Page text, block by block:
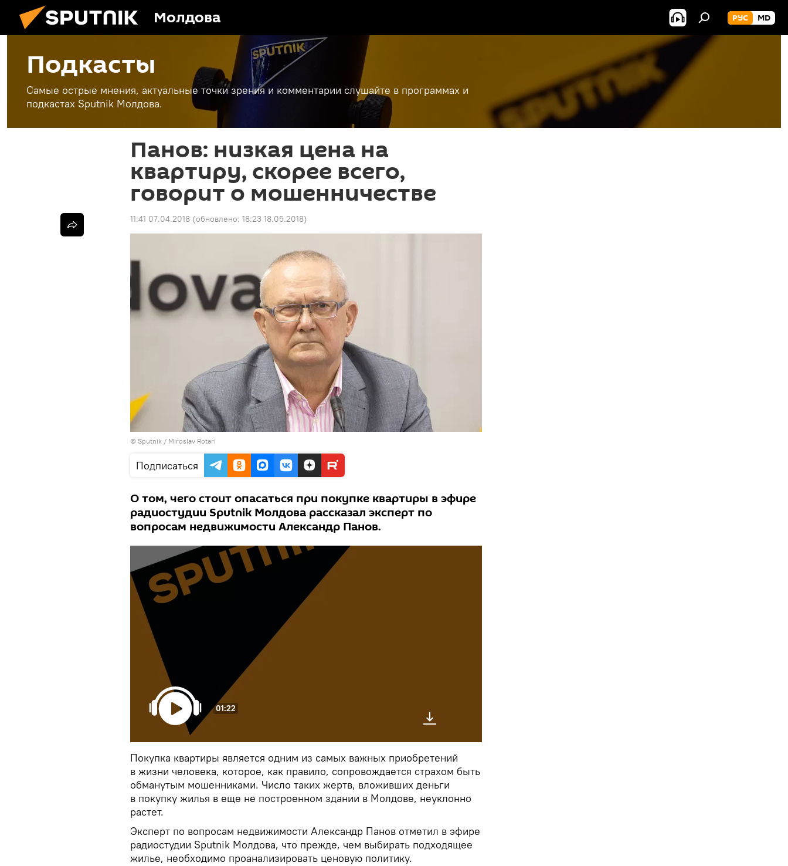
Молдова РУС MD
Подкасты
Самые острые мнения, актуальные точки зрения и комментарии слушайте в программах и
подкастах Sputnik Молдова.
Панов: низкая цена на
квартиру, скорее всего,
говорит о мошенничестве
11:41 07.04.2018 (обновлено: 18:23 18.05.2018)
© Sputnik / Miroslav Rotari
Подписаться
О том, чего стоит опасаться при покупке квартиры в эфире
радиостудии Sputnik Молдова рассказал эксперт по
вопросам недвижимости Александр Панов.
01:22
Покупка квартиры является одним из самых важных приобретений
в жизни человека, которое, как правило, сопровождается страхом быть
обманутым мошенниками. Число таких жертв, вложивших деньги
в покупку жилья в еще не построенном здании в Молдове, неуклонно
растет.
Эксперт по вопросам недвижимости Александр Панов отметил в эфире
радиостудии Sputnik Молдова, что прежде, чем выбирать подходящее
жилье, необходимо проанализировать ценовую политику.